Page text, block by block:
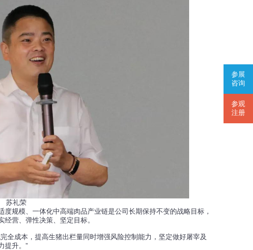
参展
咨询
参观
注册
苏礼荣
规模、一体化中高端肉品产业链是公司长期保持不变的战略目标，
营、弹性决策、坚定目标。
全成本，提高生猪出栏量同时增强风险控制能力，坚定做好屠宰及
提升。”